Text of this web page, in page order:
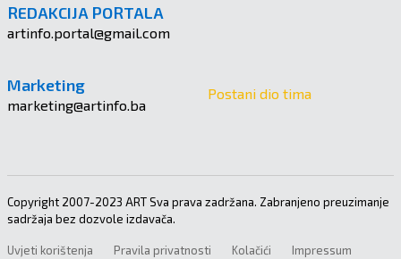
REDAKCIJA PORTALA
artinfo.portal@gmail.com
Marketing
marketing@artinfo.ba
Postani dio tima
Copyright 2007-2023 ART Sva prava zadržana. Zabranjeno preuzimanje
sadržaja bez dozvole izdavača.
Uvjeti korištenja Pravila privatnosti Kolačići Impressum